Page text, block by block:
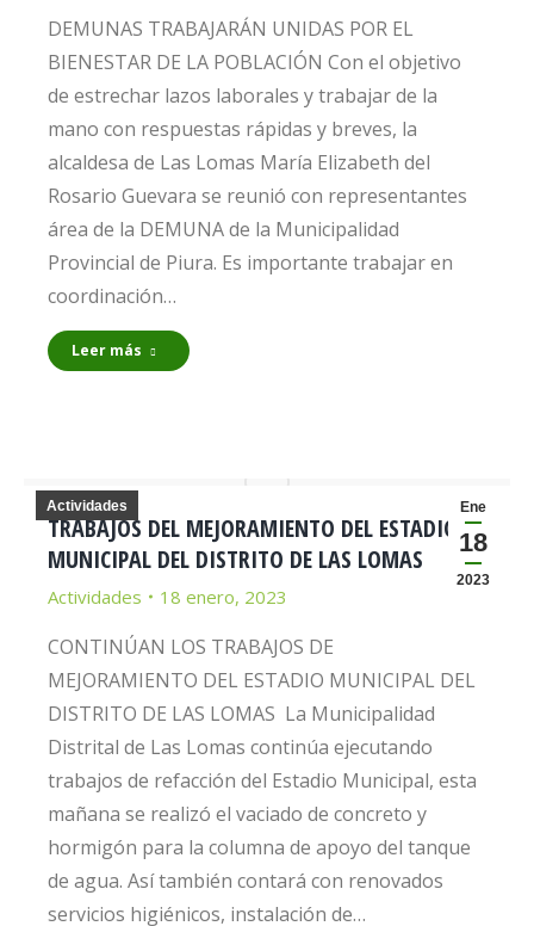
DEMUNAS TRABAJARÁN UNIDAS POR EL
BIENESTAR DE LA POBLACIÓN Con el objetivo
de estrechar lazos laborales y trabajar de la
mano con respuestas rápidas y breves, la
alcaldesa de Las Lomas María Elizabeth del
Rosario Guevara se reunió con representantes
área de la DEMUNA de la Municipalidad
Provincial de Piura. Es importante trabajar en
coordinación…
Leer más
Ene
18
2023
Actividades
TRABAJOS DEL MEJORAMIENTO DEL ESTADIO
MUNICIPAL DEL DISTRITO DE LAS LOMAS
Actividades 18 enero, 2023
CONTINÚAN LOS TRABAJOS DE
MEJORAMIENTO DEL ESTADIO MUNICIPAL DEL
DISTRITO DE LAS LOMAS La Municipalidad
Distrital de Las Lomas continúa ejecutando
trabajos de refacción del Estadio Municipal, esta
mañana se realizó el vaciado de concreto y
hormigón para la columna de apoyo del tanque
de agua. Así también contará con renovados
servicios higiénicos, instalación de…